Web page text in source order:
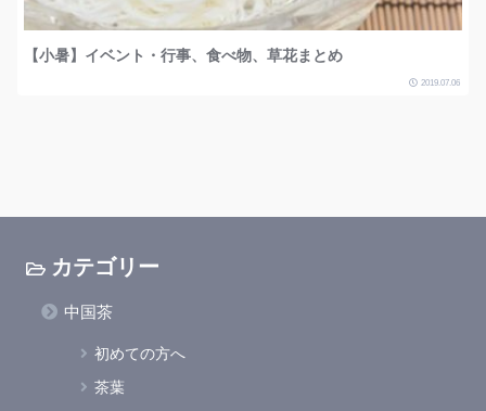
【小暑】イベント・行事、食べ物、草花まとめ
2019.07.06
カテゴリー
中国茶
初めての方へ
茶葉